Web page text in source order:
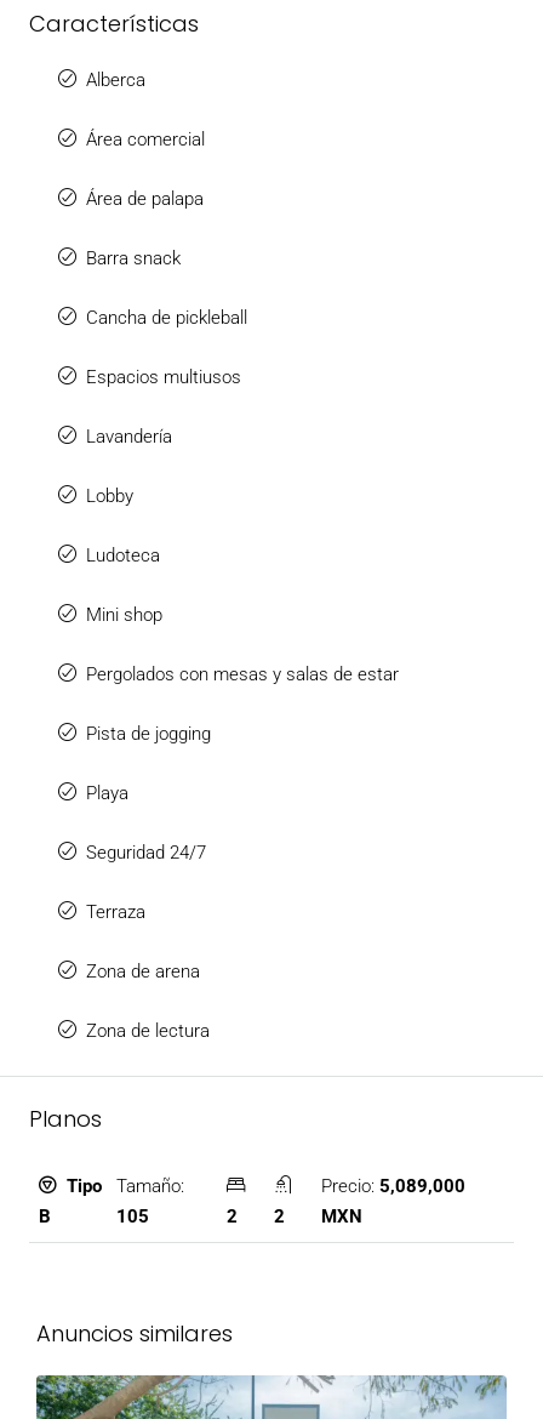
Características
Alberca
Área comercial
Área de palapa
Barra snack
Cancha de pickleball
Espacios multiusos
Lavandería
Lobby
Ludoteca
Mini shop
Pergolados con mesas y salas de estar
Pista de jogging
Playa
Seguridad 24/7
Terraza
Zona de arena
Zona de lectura
Planos
Tipo
B
Tamaño:
105
2 2
Precio: 5,089,000
MXN
Anuncios similares